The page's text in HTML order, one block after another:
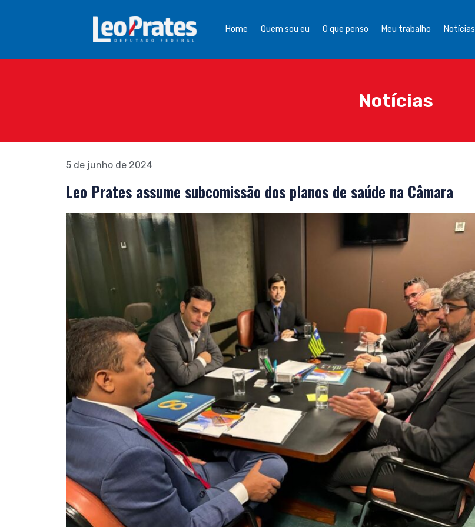
Home Quem sou eu O que penso Meu trabalho Notícias
Notícias
5 de junho de 2024
Leo Prates assume subcomissão dos planos de saúde na Câmara